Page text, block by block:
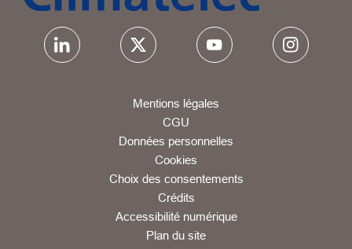
Mentions légales
CGU
Données personnelles
Cookies
Choix des consentements
Crédits
Accessibilité numérique
Plan du site